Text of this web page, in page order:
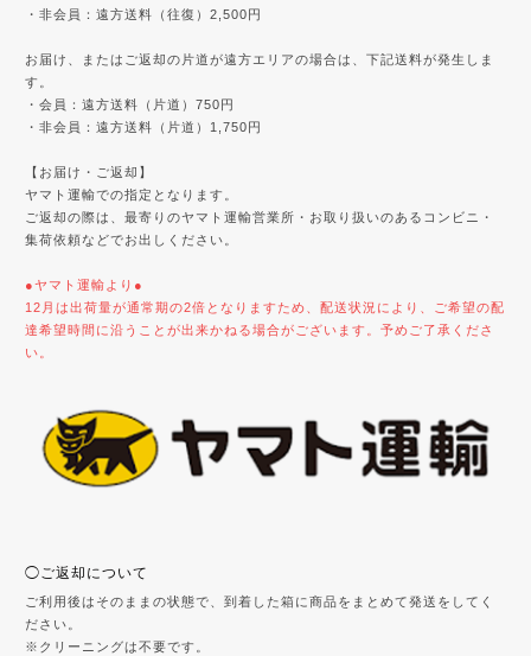
・非会員：遠方送料（往復）2,500円
お届け、またはご返却の片道が遠方エリアの場合は、下記送料が発生しま
す。
・会員：遠方送料（片道）750円
・非会員：遠方送料（片道）1,750円
【お届け・ご返却】
ヤマト運輸での指定となります。
ご返却の際は、最寄りのヤマト運輸営業所・お取り扱いのあるコンビニ・
集荷依頼などでお出しください。
●ヤマト運輸より●
12月は出荷量が通常期の2倍となりますため、配送状況により、ご希望の配
達希望時間に沿うことが出来かねる場合がございます。予めご了承くださ
い。
◯ご返却について
ご利用後はそのままの状態で、到着した箱に商品をまとめて発送をしてく
ださい。
※クリーニングは不要です。